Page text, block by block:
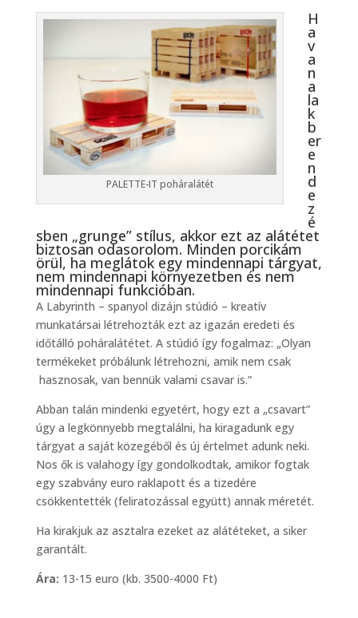
PALETTE-IT poháralátét
H
a
v
a
n
a
la
k
b
er
e
n
d
e
z
é
sben „grunge” stílus, akkor ezt az alátétet
biztosan odasorolom. Minden porcikám
örül, ha meglátok egy mindennapi tárgyat,
nem mindennapi környezetben és nem
mindennapi funkcióban.
A Labyrinth – spanyol dizájn stúdió – kreatív
munkatársai létrehozták ezt az igazán eredeti és
időtálló poháralátétet. A stúdió így fogalmaz: „Olyan
termékeket próbálunk létrehozni, amik nem csak
hasznosak, van bennük valami csavar is.”
Abban talán mindenki egyetért, hogy ezt a „csavart”
úgy a legkönnyebb megtalálni, ha kiragadunk egy
tárgyat a saját közegéből és új értelmet adunk neki.
Nos ők is valahogy így gondolkodtak, amikor fogtak
egy szabvány euro raklapott és a tizedére
csökkentették (feliratozással együtt) annak méretét.
Ha kirakjuk az asztalra ezeket az alátéteket, a siker
garantált.
Ára: 13-15 euro (kb. 3500-4000 Ft)